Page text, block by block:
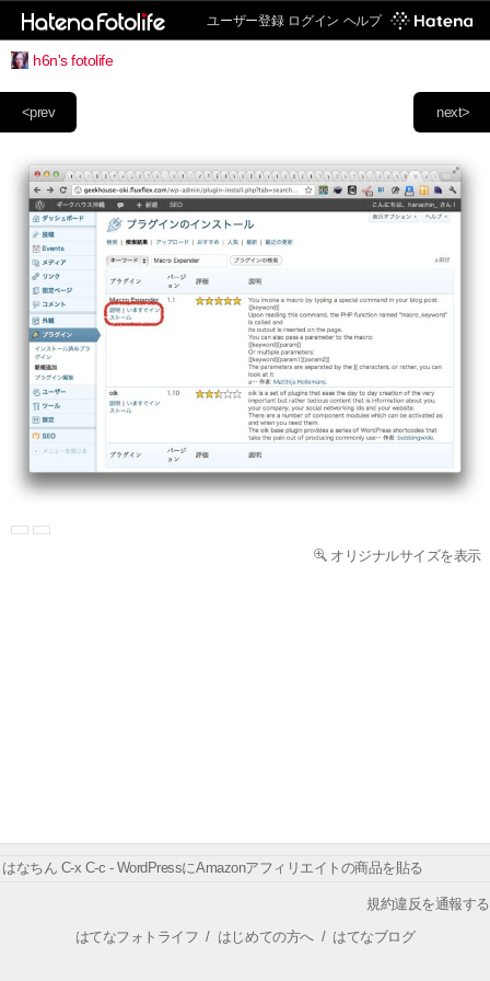
ユーザー登録 ログイン ヘルプ
h6n's fotolife
next>
<prev
オリジナルサイズを表示
はなちん C-x C-c - WordPressにAmazonアフィリエイトの商品を貼る
規約違反を通報する
はてなフォトライフ / はじめての方へ/ はてなブログ